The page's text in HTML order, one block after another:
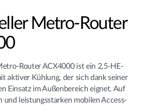
Metro-Router
Router ACX4000 ist ein 2,5-HE-
aktiver Kühlung, der sich dank seiner
Einsatz im Außenbereich eignet. Auf
und leistungsstarken mobilen Access-